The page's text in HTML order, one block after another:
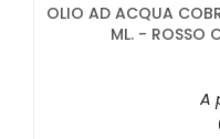
OLIO AD ACQUA
ML. - ROSSO
A